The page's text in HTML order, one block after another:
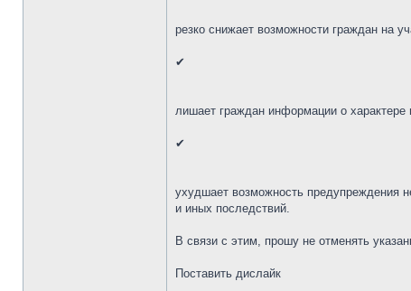
резко снижает возможности граждан на
✔
лишает граждан информации о
✔
ухудшает возможность предупреждения
и иных последствий.
В связи с этим, прошу не отменять
Поставить дислайк